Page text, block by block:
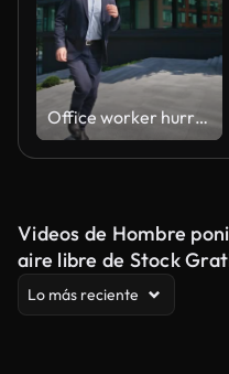
Office worker hurrying staircase downtown. Busy manager running upstairs street
Videos de Hombre
aire libre de Stock
Lo más reciente